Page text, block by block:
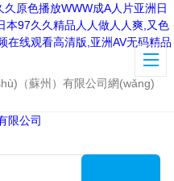
原色播放WWW成A人片亚洲日
本97久久精品人人做人人爽,又色
在线观看高清版,亚洲AV无码精品
（蘇州）有限公司網(wǎng)